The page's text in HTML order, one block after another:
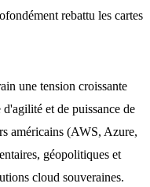
rebattu les cartes
une tension croissante
et de puissance de
américains (AWS, Azure,
géopolitiques et
cloud souveraines.